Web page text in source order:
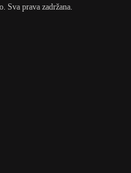
Sva prava zadržana.